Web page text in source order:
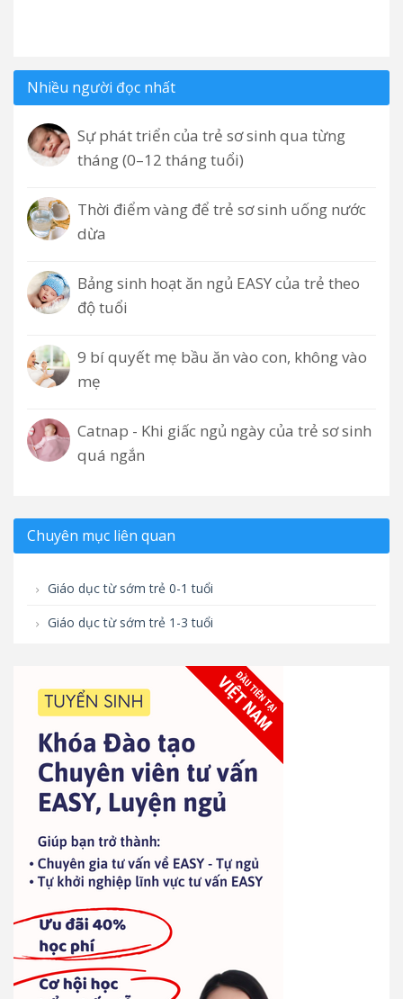
Nhiều người đọc nhất
Sự phát triển của trẻ sơ sinh qua từng
tháng (0–12 tháng tuổi)
Thời điểm vàng để trẻ sơ sinh uống nước
dừa
Bảng sinh hoạt ăn ngủ EASY của trẻ theo
độ tuổi
9 bí quyết mẹ bầu ăn vào con, không vào
mẹ
Catnap - Khi giấc ngủ ngày của trẻ sơ sinh
quá ngắn
Chuyên mục liên quan
Giáo dục từ sớm trẻ 0-1 tuổi
Giáo dục từ sớm trẻ 1-3 tuổi